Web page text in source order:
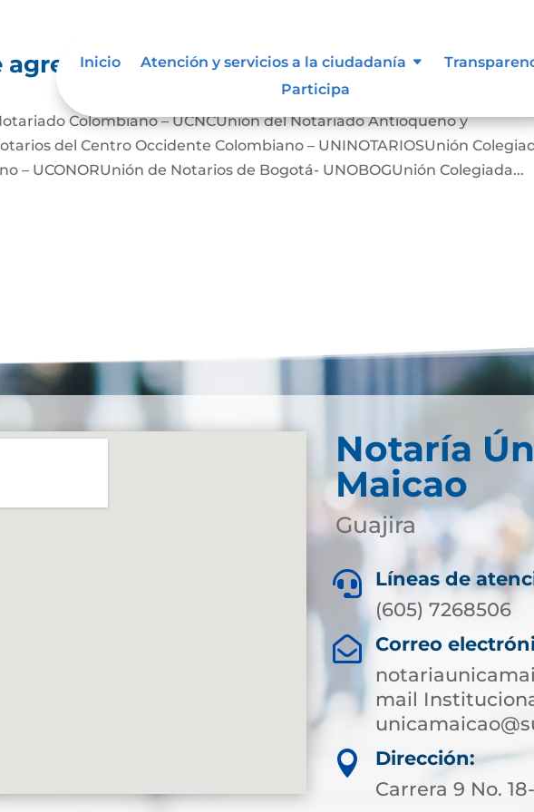
Inicio Atención y servicios a la ciudadanía
Participa
asociaciones y otros
Colombiano – UCNCUnión del Notariado Antioqueño y
del Centro Occidente Colombiano – UNINOTARIOSUnión
– UCONORUnión de Notarios de Bogotá- UNOBOGUnión Colegiada...
Notaría
Maicao
Guajira

Líneas de
(605) 7268506

Correo
mail

Dirección:
Carrera 9 No.